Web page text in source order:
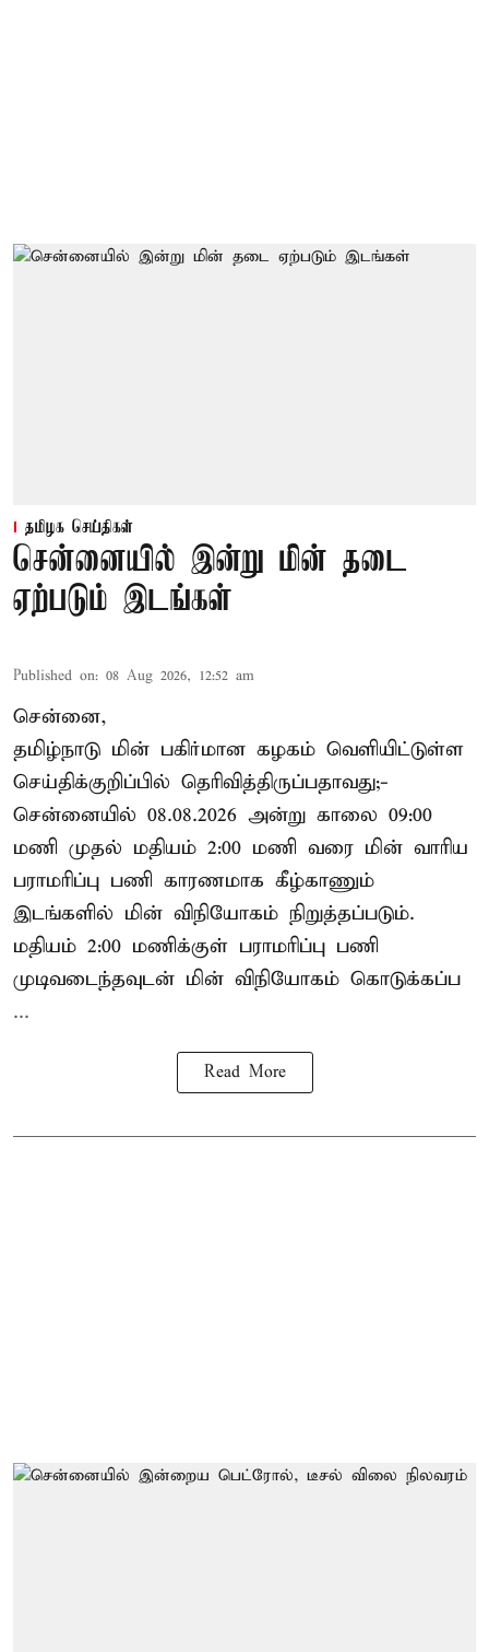
தமிழக செய்திகள்
சென்னையில் இன்று மின் தடை
ஏற்படும் இடங்கள்
Published on: 08 Aug 2026, 12:52 am
சென்னை,
தமிழ்நாடு மின் பகிர்மான கழகம் வெளியிட்டுள்ள
செய்திக்குறிப்பில் தெரிவித்திருப்பதாவது;-
சென்னையில் 08.08.2026 அன்று காலை 09:00
மணி முதல் மதியம் 2:00 மணி வரை மின் வாரிய
பராமரிப்பு பணி காரணமாக கீழ்காணும்
இடங்களில் மின் விநியோகம் நிறுத்தப்படும்.
மதியம் 2:00 மணிக்குள் பராமரிப்பு பணி
முடிவடைந்தவுடன் மின் விநியோகம் கொடுக்கப்ப
...
Read More